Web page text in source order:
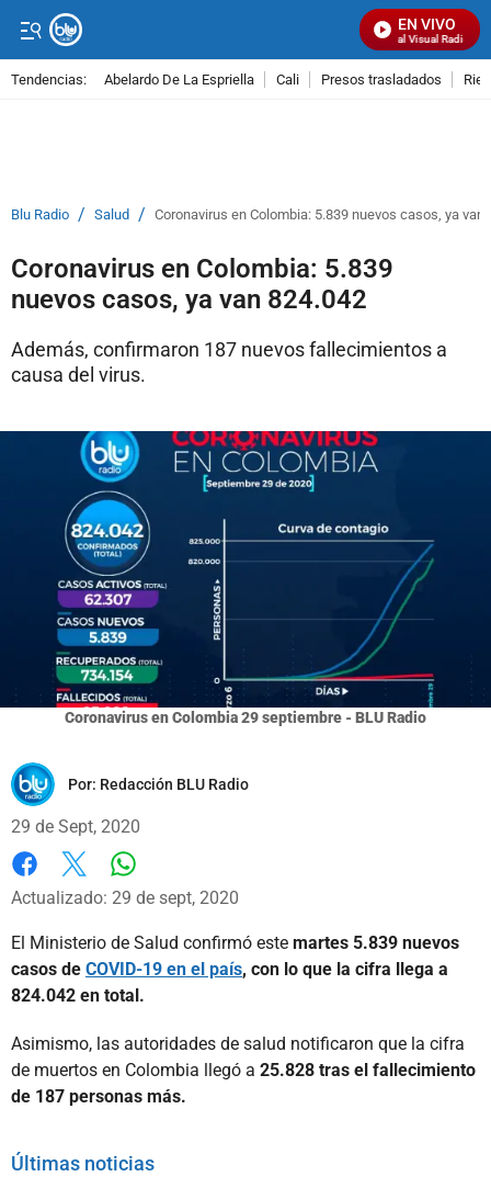
EN VIVO
Señal Visual Radio
Tendencias: Abelardo De La Espriella Cali Presos trasladados
Blu Radio / Salud / Coronavirus en Colombia: 5.839 nuevos casos, ya van
Coronavirus en Colombia: 5.839
nuevos casos, ya van 824.042
Además, confirmaron 187 nuevos fallecimientos a
causa del virus.
Coronavirus en Colombia 29 septiembre - BLU Radio
Por: Redacción BLU Radio
29 de Sept, 2020
Facebook
X
Actualizado: 29 de sept, 2020
El Ministerio de Salud confirmó este martes 5.839 nuevos
casos de COVID-19 en el país, con lo que la cifra llega a
824.042 en total.
Asimismo, las autoridades de salud notificaron que la cifra
de muertos en Colombia llegó a 25.828 tras el fallecimiento
de 187 personas más.
Últimas noticias